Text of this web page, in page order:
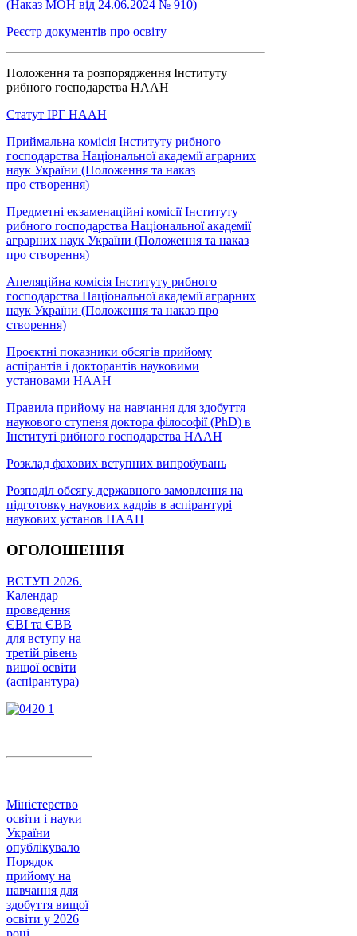
(Наказ МОН від 24.06.2024 № 910)
Реєстр документів про освіту
Положення та розпорядження Інституту
рибного господарства НААН
Статут ІРГ НААН
Приймальна комісія Інституту рибного
господарства Національної академії аграрних
наук України (Положення та наказ
про створення)
Предметні екзаменаційні комісії Інституту
рибного господарства Національної академії
аграрних наук України (Положення та наказ
про створення)
Апеляційна комісія Інституту рибного
господарства Національної академії аграрних
наук України (Положення та наказ про
створення)
Проєктні показники обсягів прийому
аспірантів і докторантів науковими
установами НААН
Правила прийому на навчання для здобуття
наукового ступеня доктора філософії (PhD) в
Інституті рибного господарства НААН
Розклад фахових вступних випробувань
Розподіл обсягу державного замовлення на
підготовку наукових кадрів в аспірантурі
наукових установ НААН
ОГОЛОШЕННЯ
ВСТУП 2026.
Календар
проведення
ЄВІ та ЄВВ
для вступу на
третій рівень
вищої освіти
(аспірантура)
Міністерство
освіти і науки
України
опублікувало
Порядок
прийому на
навчання для
здобуття вищої
освіти у 2026
році